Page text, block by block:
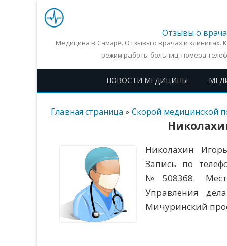
Отзывы о
Медицина в Самаре. Отзывы о врачах и клиниках.
режим работы больниц, номера
НОВОСТИ МЕДИЦИНЫ
Главная страница » Скорой медицинской
Николахин
Запись по
№508368.
Управления
Мичуринский